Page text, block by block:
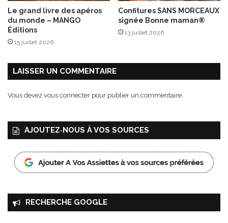
Le grand livre des apéros
du monde – MANGO
Éditions
15 juillet 2026
Confitures SANS MORCEAUX
signée Bonne maman®
13 juillet 2026
LAISSER UN COMMENTAIRE
Vous devez vous connecter pour publier un commentaire.
AJOUTEZ‑NOUS À VOS SOURCES
RECHERCHE GOOGLE